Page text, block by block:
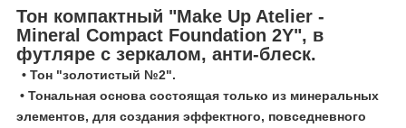
Тон компактный "Make Up Atelier -
Mineral Compact Foundation 2Y", в
футляре с зеркалом, анти-блеск.
• Тон "золотистый №2".
• Тональная основа состоящая только из минеральных
элементов, для создания эффектного, повседневного